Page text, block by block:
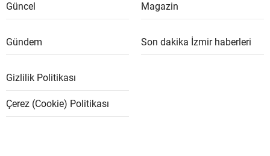
Güncel Magazin
Gündem Son dakika İzmir haberleri
Gizlilik Politikası
Çerez (Cookie) Politikası